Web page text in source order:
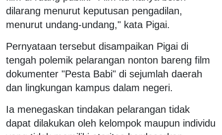
dilarang menurut keputusan pengadilan,
menurut undang-undang," kata Pigai.
Pernyataan tersebut disampaikan Pigai di
tengah polemik pelarangan nonton bareng film
dokumenter "Pesta Babi" di sejumlah daerah
dan lingkungan kampus dalam negeri.
Ia menegaskan tindakan pelarangan tidak
dapat dilakukan oleh kelompok maupun individu